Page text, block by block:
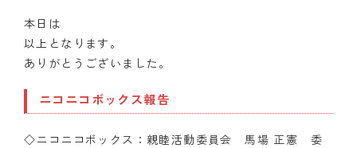
本日は
以上となります。
ありがとうございました。
ニコニコボックス報告
◇ニコニコボックス：親睦活動 委員会馬場 正憲
委